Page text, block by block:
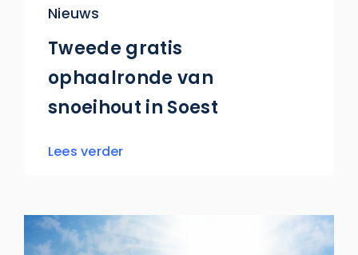
Nieuws
Tweede gratis
ophaalronde van
snoeihout in Soest
Lees verder